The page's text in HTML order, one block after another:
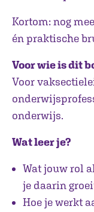
Kortom: nog
én praktische
Voor wie is dit
Voor
onderwijs.
Wat leer je?
Wat jouw rol
je daarin
Hoe je werkt